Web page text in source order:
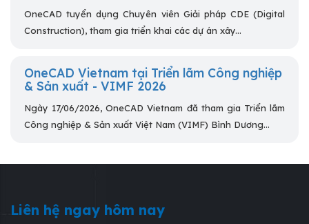
OneCAD tuyển dụng Chuyên viên Giải pháp CDE (Digital
Construction), tham gia triển khai các dự án xây...
OneCAD Vietnam tại Triển lãm Công nghiệp
& Sản xuất - VIMF 2026
Ngày 17/06/2026, OneCAD Vietnam đã tham gia Triển lãm
Công nghiệp & Sản xuất Việt Nam (VIMF) Bình Dương...
Liên hệ ngay hôm nay